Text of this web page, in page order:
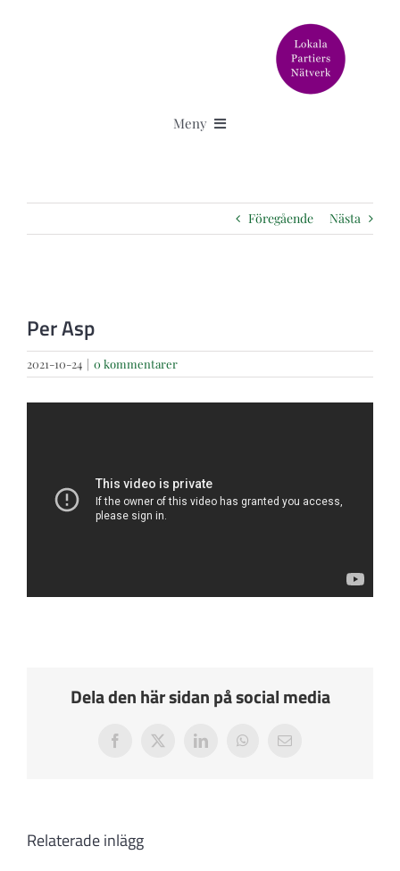
Meny
Älska Svedala står för
Om oss
Press och Media
Föregående Nästa
bild
Per Asp
2021-10-24 | 0 kommentarer
Dela den här sidan på social media
Facebook
X LinkedInWhatsApp
E-
Relaterade inlägg